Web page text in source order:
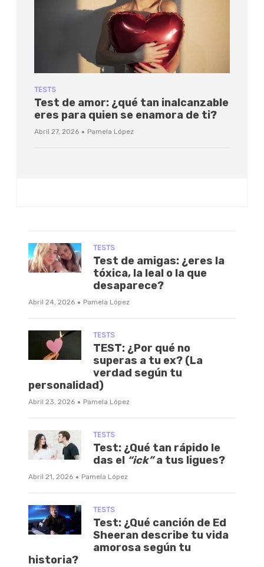
TESTS
Test de amor: ¿qué tan inalcanzable
eres para quien se enamora de ti?
Abril 27, 2026 · Pamela López
TESTS
Test de amigas: ¿eres la
tóxica, la leal o la que
desaparece?
Abril 24, 2026 · Pamela López
TESTS
TEST: ¿Por qué no
superas a tu ex? (La
verdad según tu
personalidad)
Abril 23, 2026 · Pamela López
TESTS
Test: ¿Qué tan rápido le
das el “ick”a tus ligues?
Abril 21, 2026 · Pamela López
TESTS
Test: ¿Qué canción de Ed
Sheeran describe tu vida
amorosa según tu
historia?